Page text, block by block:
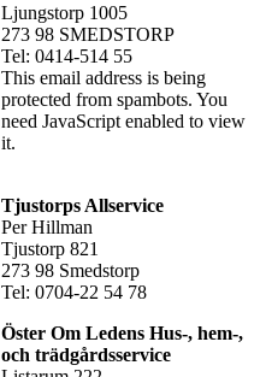
Ljungstorp 1005
273 98 SMEDSTORP
Tel: 0414-514 55
This email address is being
protected from spambots. You
need JavaScript enabled to view
it.
Tjustorps Allservice
Per Hillman
Tjustorp 821
273 98 Smedstorp
Tel: 0704-22 54 78
Öster Om Ledens Hus-, hem-,
och trädgårdsservice